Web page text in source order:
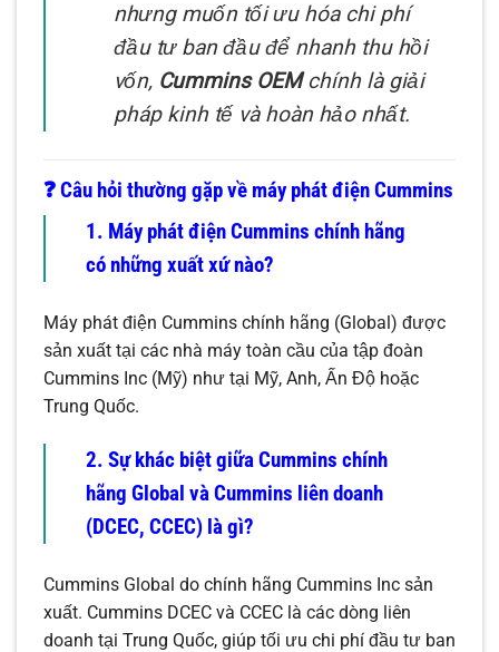
nhưng muốn tối ưu hóa chi phí
đầu tư ban đầu để nhanh thu hồi
vốn, Cummins OEMchính là giải
pháp kinh tế và hoàn hảo nhất.
❓ Câu hỏi thường gặp về máy phát điện Cummins
1. Máy phát điện Cummins chính hãng
có những xuất xứ nào?
Máy phát điện Cummins chính hãng (Global) được
sản xuất tại các nhà máy toàn cầu của tập đoàn
Cummins Inc (Mỹ) như tại Mỹ, Anh, Ấn Độ hoặc
Trung Quốc.
2. Sự khác biệt giữa Cummins chính
hãng Global và Cummins liên doanh
(DCEC, CCEC) là gì?
Cummins Global do chính hãng Cummins Inc sản
xuất. Cummins DCEC và CCEC là các dòng liên
doanh tại Trung Quốc, giúp tối ưu chi phí đầu tư ban